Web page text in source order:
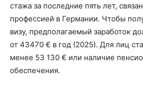
стажа за последние пять лет,
профессией в Германии. Чтобы
визу, предполагаемый заработок
от 43470 € в год (2025). Для лиц
менее 53 130 € или наличие
обеспечения.